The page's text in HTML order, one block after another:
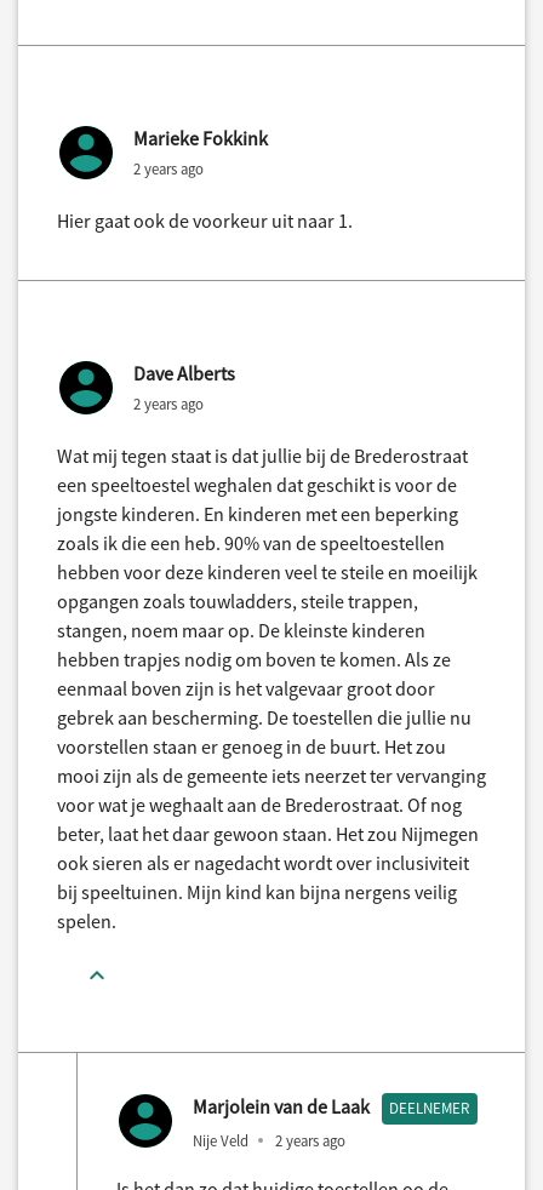
Marieke Fokkink
2 years ago
Hier gaat ook de voorkeur uit naar 1.
Dave Alberts
2 years ago
Wat mij tegen staat is dat jullie bij de Brederostraat
een speeltoestel weghalen dat geschikt is voor de
jongste kinderen. En kinderen met een beperking
zoals ik die een heb. 90% van de speeltoestellen
hebben voor deze kinderen veel te steile en moeilijk
opgangen zoals touwladders, steile trappen,
stangen, noem maar op. De kleinste kinderen
hebben trapjes nodig om boven te komen. Als ze
eenmaal boven zijn is het valgevaar groot door
gebrek aan bescherming. De toestellen die jullie nu
voorstellen staan er genoeg in de buurt. Het zou
mooi zijn als de gemeente iets neerzet ter vervanging
voor wat je weghaalt aan de Brederostraat. Of nog
beter, laat het daar gewoon staan. Het zou Nijmegen
ook sieren als er nagedacht wordt over inclusiviteit
bij speeltuinen. Mijn kind kan bijna nergens veilig
spelen.
Marjolein van de Laak DEELNEMER
Nije Veld 2 years ago